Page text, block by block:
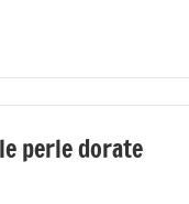
perle dorate